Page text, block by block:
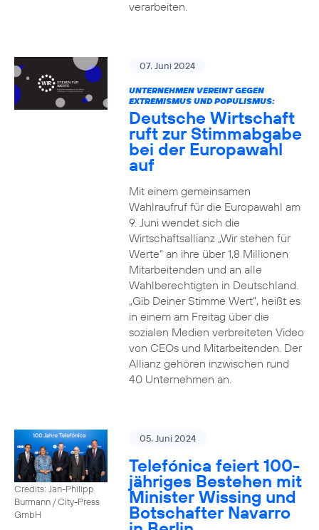
verarbeiten.
07. Juni 2024
UNTERNEHMEN VEREINT GEGEN
EXTREMISMUS UND POPULISMUS:
Deutsche Wirtschaft
ruft zur Stimmabgabe
bei der Europawahl
auf
Mit einem gemeinsamen
Wahlraufruf für die Europawahl am
9. Juni wendet sich die
Wirtschaftsallianz „Wir stehen für
Werte“ an ihre über 1,8 Millionen
Mitarbeitenden und an alle
Wahlberechtigten in Deutschland.
„Gib Deiner Stimme Wert“, heißt es
in einem am Freitag über die
sozialen Medien verbreiteten Video
von CEOs und Mitarbeitenden. Der
Allianz gehören inzwischen rund
40 Unternehmen an.
Credits: Jan-Philipp
Burmann / City-Press
GmbH
05. Juni 2024
Telefónica feiert 100-
jähriges Bestehen mit
Minister Wissing und
Botschafter Navarro